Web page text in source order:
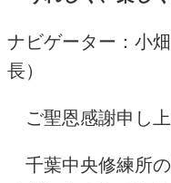
ナビゲーター：小
長）
ご聖恩感謝申し上
千葉中央修練所の